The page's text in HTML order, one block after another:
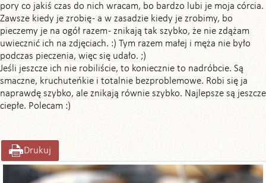
pory co jakiś czas do nich wracam, bo bardzo lubi je moja córcia.
Zawsze kiedy je zrobię - a w zasadzie kiedy je zrobimy, bo
pieczemy je na ogół razem - znikają tak szybko, że nie zdążam
uwiecznić ich na zdjęciach. :) Tym razem małej i męża nie było
podczas pieczenia, więc się udało. ;)
Jeśli jeszcze ich nie robiliście, to koniecznie to nadróbcie. Są
smaczne, kruchuteńkie i totalnie bezproblemowe. Robi się ja
naprawdę szybko, ale znikają równie szybko. Najlepsze są jeszcze
ciepłe. Polecam :)
Drukuj